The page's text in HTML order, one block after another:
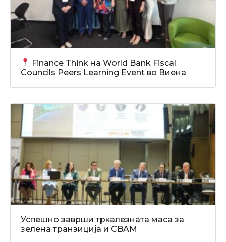
Finance Think на World Bank Fiscal
Councils Peers Learning Event во Виена
Успешно заврши тркалезната маса за
зелена транзиција и CBAM